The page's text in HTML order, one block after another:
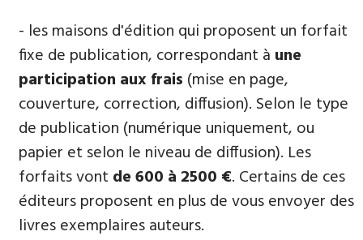
- les maisons d'édition qui proposent un forfait
fixe de publication, correspondant à une
participation aux frais (mise en page,
couverture, correction, diffusion). Selon le type
de publication (numérique uniquement, ou
papier et selon le niveau de diffusion). Les
forfaits vont de 600 à 2500 €. Certains de ces
éditeurs proposent en plus de vous envoyer des
livres exemplaires auteurs.